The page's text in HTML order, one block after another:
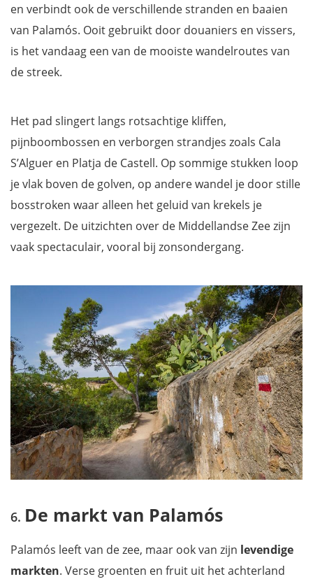
en verbindt ook de verschillende stranden en baaien
van Palamós. Ooit gebruikt door douaniers en vissers,
is het vandaag een van de mooiste wandelroutes van
de streek.
Het pad slingert langs rotsachtige kliffen,
pijnboombossen en verborgen strandjes zoals Cala
S’Alguer en Platja de Castell. Op sommige stukken loop
je vlak boven de golven, op andere wandel je door stille
bosstroken waar alleen het geluid van krekels je
vergezelt. De uitzichten over de Middellandse Zee zijn
vaak spectaculair, vooral bij zonsondergang.
De markt van Palamós
Palamós leeft van de zee, maar ook van zijn levendige
markten. Verse groenten en fruit uit het achterland